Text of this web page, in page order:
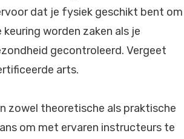
dat je fysiek geschikt bent om
worden zaken als je
gecontroleerd. Vergeet
arts.
zowel theoretische als praktische
om met ervaren instructeurs te